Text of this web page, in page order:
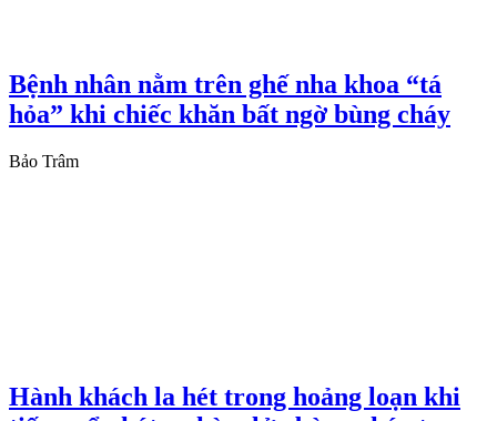
Bệnh nhân nằm trên ghế nha khoa “tá
hỏa” khi chiếc khăn bất ngờ bùng cháy
Bảo Trâm
Hành khách la hét trong hoảng loạn khi